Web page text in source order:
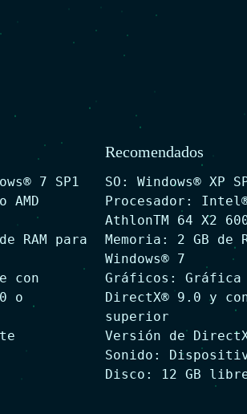
7 SP1
RAM para
con
o
Recomendados
SO: Windows® XP
Procesador: Intel®
AthlonTM 64 X2
Memoria: 2 GB de
Windows® 7
Gráficos: Gráfica
DirectX® 9.0 y
superior
Versión de
Sonido:
Disco: 12 GB